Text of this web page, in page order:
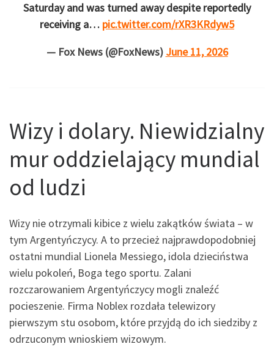
Saturday and was turned away despite reportedly
receiving a… pic.twitter.com/rXR3KRdyw5
— Fox News (@FoxNews) June 11, 2026
Wizy i dolary. Niewidzialny
mur oddzielający mundial
od ludzi
Wizy nie otrzymali kibice z wielu zakątków świata – w
tym Argentyńczycy. A to przecież najprawdopodobniej
ostatni mundial Lionela Messiego, idola dzieciństwa
wielu pokoleń, Boga tego sportu. Zalani
rozczarowaniem Argentyńczycy mogli znaleźć
pocieszenie. Firma Noblex rozdała telewizory
pierwszym stu osobom, które przyjdą do ich siedziby z
odrzuconym wnioskiem wizowym.